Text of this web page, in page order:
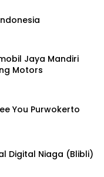
Jaya Mandiri
Motors
You Purwokerto
Digital Niaga (Blibli)